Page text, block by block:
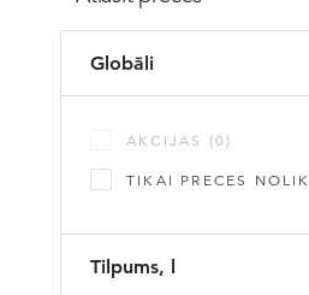
Globāli
AKCIJAS (0)
TIKAI PRECES
Tilpums, l